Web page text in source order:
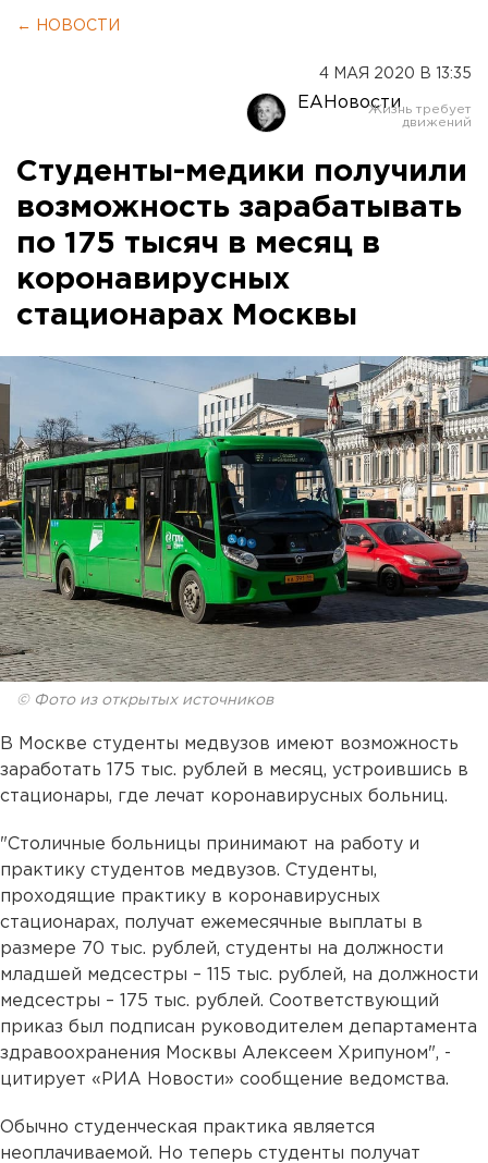
← НОВОСТИ
4 МАЯ 2020 В 13:35
ЕАНовости
Студенты-медики получили
возможность зарабатывать
по 175 тысяч в месяц в
коронавирусных
стационарах Москвы
© Фото из открытых источников
В Москве студенты медвузов имеют возможность
заработать 175 тыс. рублей в месяц, устроившись в
стационары, где лечат коронавирусных больниц.
"Столичные больницы принимают на работу и
практику студентов медвузов. Студенты,
проходящие практику в коронавирусных
стационарах, получат ежемесячные выплаты в
размере 70 тыс. рублей, студенты на должности
младшей медсестры – 115 тыс. рублей, на должности
медсестры – 175 тыс. рублей. Соответствующий
приказ был подписан руководителем департамента
здравоохранения Москвы Алексеем Хрипуном", -
цитирует «РИА Новости» сообщение ведомства.
Обычно студенческая практика является
неоплачиваемой. Но теперь студенты получат